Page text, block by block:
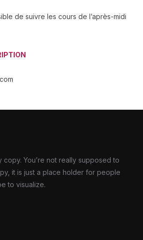
de suivre les cours de l’après-midi
copy. You’re not really supposed to
it is just a place holder for people
to visualize.